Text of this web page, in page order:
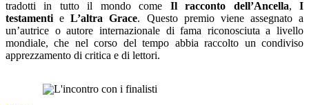
tradotti in tutto il mondo come Il racconto dell’Ancella,I
testamenti eL’altra Grace. Questo premio viene assegnato a
un’autrice o autore internazionale di fama riconosciuta a livello
mondiale, che nel corso del tempo abbia raccolto un condiviso
apprezzamento di critica e di lettori.